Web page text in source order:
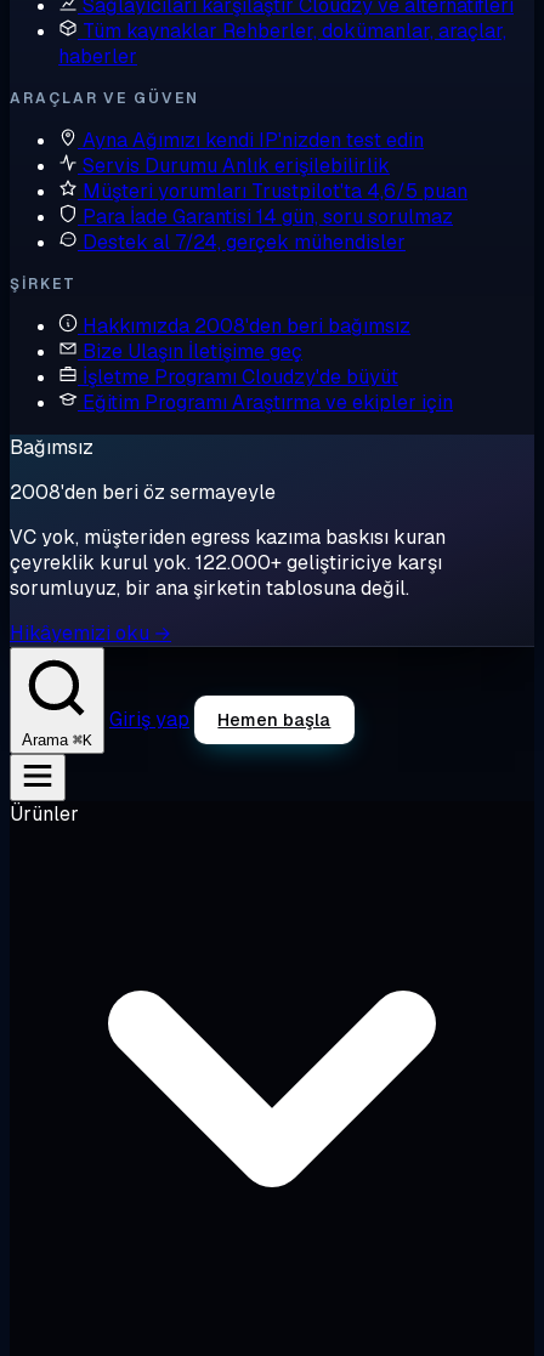
Sağlayıcıları karşılaştır Cloudzy ve alternatifleri
Tüm kaynaklar Rehberler, dokümanlar, araçlar,
haberler
ARAÇLAR VE GÜVEN
AynaAğımızı kendi IP'nizden test edin
Servis Durumu Anlık erişilebilirlik
Müşteri yorumları Trustpilot'ta 4,6/5 puan
Para İade Garantisi 14 gün, soru sorulmaz
Destek al 7/24, gerçek mühendisler
ŞIRKET
Hakkımızda 2008'den beri bağımsız
Bize Ulaşın İletişime geç
İşletme Programı Cloudzy'de büyüt
Eğitim Programı Araştırma ve ekipler için
Bağımsız
2008'den beri öz sermayeyle
VC yok, müşteriden egress kazıma baskısı kuran
çeyreklik kurul yok. 122.000+ geliştiriciye karşı
sorumluyuz, bir ana şirketin tablosuna değil.
Hikâyemizi oku →
Arama ⌘K
Giriş yap Hemen başla
Ürünler